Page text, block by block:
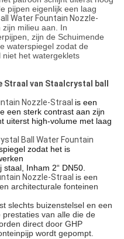
pijpen eigenlijk een laag
Water Fountain Nozzle-
milieu aan. In
zijn de Schuimende
waterspiegel zodat de
het watergeklets
Straal van Staalcrystal ball
Nozzle-Straal is een
een sterk contrast aan zijn
uiterst high-volume met laag
Ball Water Fountain
zodat het is
Inham 2“ DN50.
Nozzle-Straal is een
architecturale fonteinen
slechts buizenstelsel en een
van alle die de
direct door GHP
wordt gepompt.